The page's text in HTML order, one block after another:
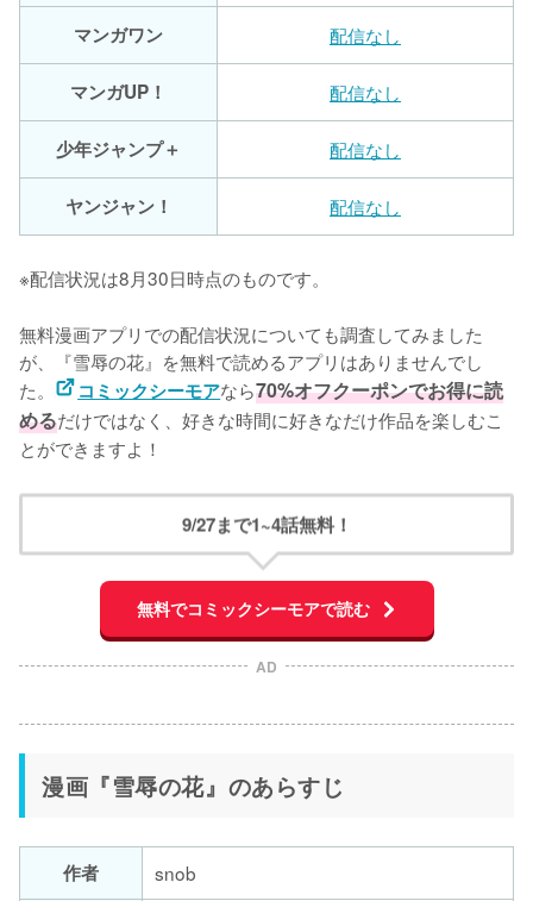
マンガワン 配信なし
マンガUP！ 配信なし
少年ジャンプ＋ 配信なし
ヤンジャン！ 配信なし
※配信状況は8月30日時点のものです。
無料漫画アプリでの配信状況についても調査してみました
が、『雪辱の花』を無料で読めるアプリはありませんでし
た。
コミックシーモアなら70%オフクーポンでお得に読
めるだけではなく、好きな時間に好きなだけ作品を楽しむこ
とができますよ！
9/27まで1~4話無料！
無料でコミックシーモアで読む
AD
漫画『雪辱の花』のあらすじ
作者
snob